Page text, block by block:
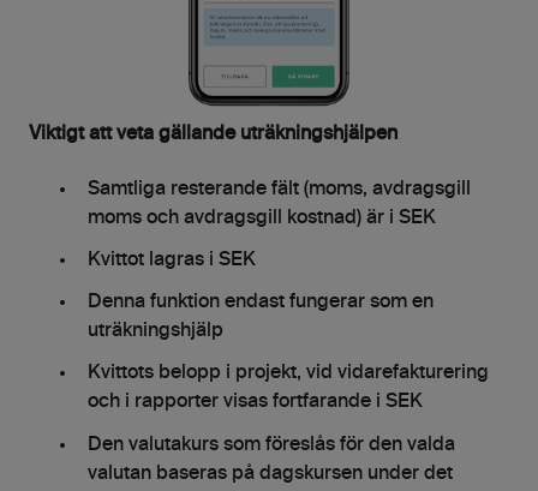
Viktigt att veta gällande uträkningshjälpen
Samtliga resterande fält (moms, avdragsgill
moms och avdragsgill kostnad) är i SEK
Kvittot lagras i SEK
Denna funktion endast fungerar som en
uträkningshjälp
Kvittots belopp i projekt, vid vidarefakturering
och i rapporter visas fortfarande i SEK
Den valutakurs som föreslås för den valda
valutan baseras på dagskursen under det